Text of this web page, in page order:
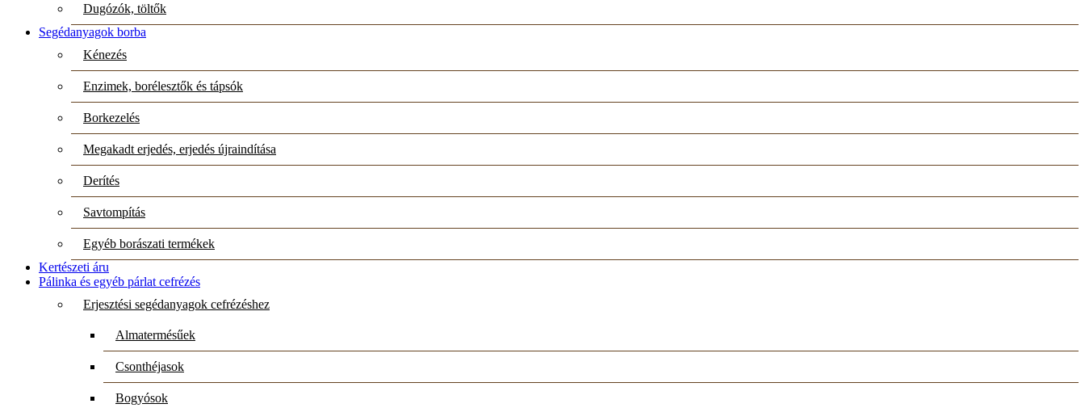
Dugózók, töltők
Segédanyagok borba
Kénezés
Enzimek, borélesztők és tápsók
Borkezelés
Megakadt erjedés, erjedés újraindítása
Derítés
Savtompítás
Egyéb borászati termékek
Kertészeti áru
Pálinka és egyéb párlat cefrézés
Erjesztési segédanyagok cefrézéshez
Almatermésűek
Csonthéjasok
Bogyósok